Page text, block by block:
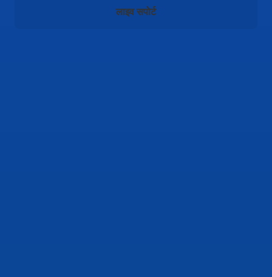
लाइव सपोर्ट